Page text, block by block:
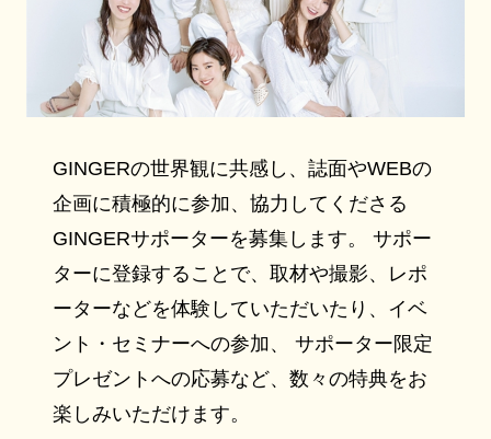
GINGERの世界観に共感し、誌面やWEBの
企画に積極的に参加、協力してくださる
GINGERサポーターを募集します。 サポー
ターに登録することで、取材や撮影、レポ
ーターなどを体験していただいたり、イベ
ント・セミナーへの参加、 サポーター限定
プレゼントへの応募など、数々の特典をお
楽しみいただけます。